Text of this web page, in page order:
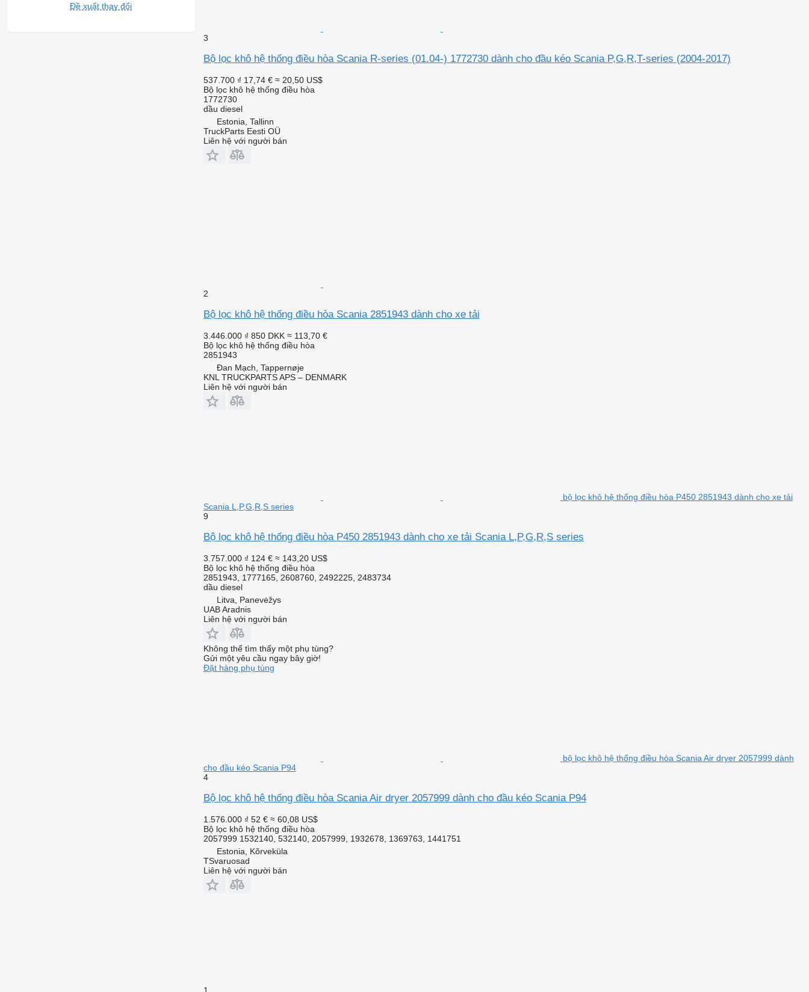
Đề xuất thay đổi
3
Bộ lọc khô hệ thống điều hòa Scania R-series (01.04-) 1772730 dành cho đầu kéo Scania P,G,R,T-series (2004-2017)
537.700 ₫ 17,74 € ≈ 20,50 US$
Bộ lọc khô hệ thống điều hòa
1772730
dầu diesel
Estonia, Tallinn
TruckParts Eesti OÜ
Liên hệ với người bán
2
Bộ lọc khô hệ thống điều hòa Scania 2851943 dành cho xe tải
3.446.000 ₫ 850 DKK ≈ 113,70 €
Bộ lọc khô hệ thống điều hòa
2851943
Đan Mạch, Tappernøje
KNL TRUCKPARTS APS – DENMARK
Liên hệ với người bán
bộ lọc khô hệ thống điều hòa P450 2851943 dành cho xe tải
Scania L,P,G,R,S series
9
Bộ lọc khô hệ thống điều hòa P450 2851943 dành cho xe tải Scania L,P,G,R,S series
3.757.000 ₫ 124 € ≈ 143,20 US$
Bộ lọc khô hệ thống điều hòa
2851943, 1777165, 2608760, 2492225, 2483734
dầu diesel
Litva, Panevėžys
UAB Aradnis
Liên hệ với người bán
Không thể tìm thấy một phụ tùng?
Gửi một yêu cầu ngay bây giờ!
Đặt hàng phụ tùng
bộ lọc khô hệ thống điều hòa Scania Air dryer 2057999 dành
cho đầu kéo Scania P94
4
Bộ lọc khô hệ thống điều hòa Scania Air dryer 2057999 dành cho đầu kéo Scania P94
1.576.000 ₫ 52 € ≈ 60,08 US$
Bộ lọc khô hệ thống điều hòa
2057999 1532140, 532140, 2057999, 1932678, 1369763, 1441751
Estonia, Kõrveküla
TSvaruosad
Liên hệ với người bán
1